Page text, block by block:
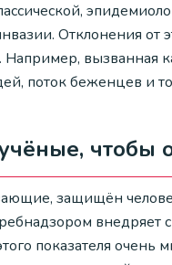
Отклонения от
Например,
поток беженцев и
чтобы
защищён
показателя очень